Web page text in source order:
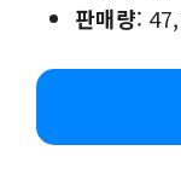
판매량: